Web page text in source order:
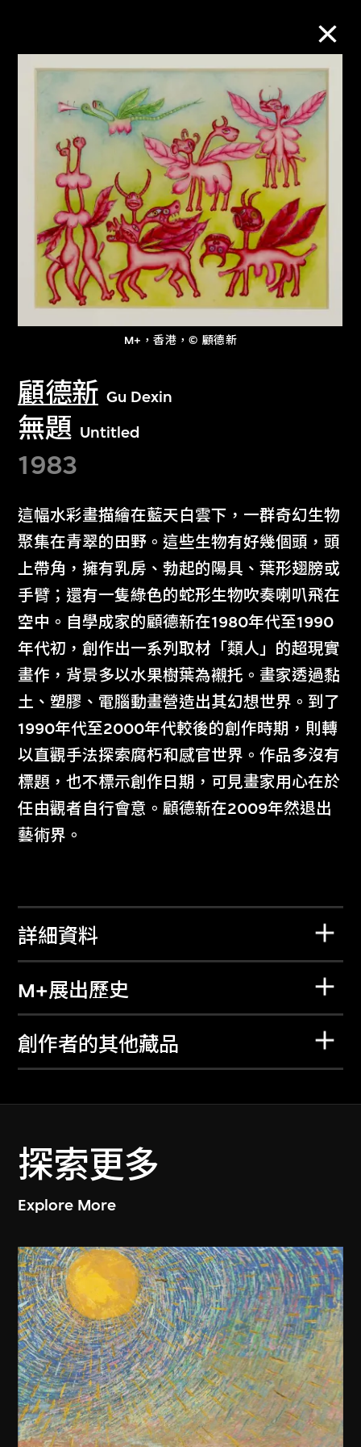
M+，香港，© 顧德新
顧德新 Gu Dexin
無題 Untitled
1983
這幅水彩畫描繪在藍天白雲下，一群奇幻生物
聚集在青翠的田野。這些生物有好幾個頭，頭
上帶角，擁有乳房、勃起的陽具、葉形翅膀或
手臂；還有一隻綠色的蛇形生物吹奏喇叭飛在
空中。自學成家的顧德新在1980年代至1990
年代初，創作出一系列取材「類人」的超現實
畫作，背景多以水果樹葉為襯托。畫家透過黏
土、塑膠、電腦動畫營造出其幻想世界。到了
1990年代至2000年代較後的創作時期，則轉
以直觀手法探索腐朽和感官世界。作品多沒有
標題，也不標示創作日期，可見畫家用心在於
任由觀者自行會意。顧德新在2009年然退出
藝術界。
詳細資料
M+展出歷史
創作者的其他藏品
探索更多
Explore More
M+藏品
進一步篩選 搜索
關於M+藏品
探索世界頂級的二十及二十一世紀視覺
文化藏品。